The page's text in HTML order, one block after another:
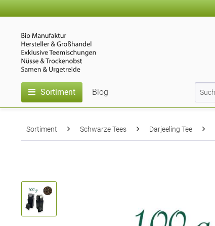
Sortiment Blog
Sortiment Schwarze Tees Darjeeling Tee